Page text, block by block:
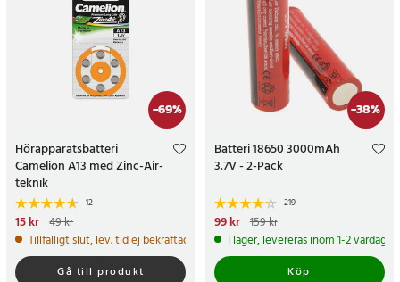
-69%
Hörapparatsbatteri
Camelion A13 med Zinc-Air-
teknik
12
Nuvarande pris
pris:49 kr
15 kr 49 kr
Tillfälligt slut, lev. tid ej bekräftad.
Gå till produkt
-38%
Batteri 18650 3000mAh
3.7V - 2-Pack
219
Nuvarande pris
pris:159 kr
99 kr 159 kr
I lager, levereras inom 1-2 vardagar
Köp